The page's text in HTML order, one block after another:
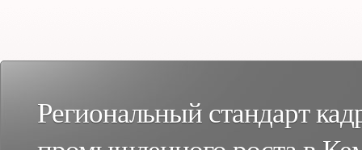
Региональный стандарт